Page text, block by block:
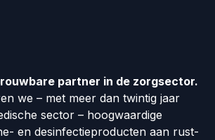
partner in de zorgsector.
we – met meer dan twintig jaar
sector – hoogwaardige
en desinfectieproducten aan rust-